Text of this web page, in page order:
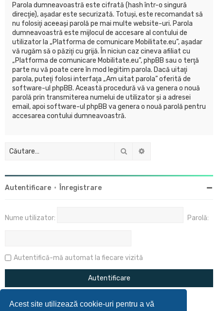
Acest site utilizează cookie-uri pentru a vă
Parola dumneavoastră este cifrată (hash într-o singură
direcţie), aşadar este securizată. Totuşi, este recomandat să
nu folosiţi aceeaşi parolă pe mai multe website-uri. Parola
dumneavoastră este mijlocul de accesare al contului de
utilizator la „Platforma de comunicare Mobilitate.eu”, aşadar
vă rugăm să o păziţi cu grijă. În niciun caz cineva afiliat cu
„Platforma de comunicare Mobilitate.eu”, phpBB sau o terţă
parte nu vă poate cere în mod legitim parola. Dacă uitaţi
parola, puteţi folosi interfaţa „Am uitat parola” oferită de
software-ul phpBB. Această procedură vă va genera o nouă
parolă prin transmiterea numelui de utilizator şi a adresei
email, apoi software-ul phpBB va genera o nouă parolă pentru
accesarea contului dumneavoastră.
Căutare
Autentificare • Înregistrare
Nume utilizator: Parolă:
Autentifică-mă automat la fiecare vizită